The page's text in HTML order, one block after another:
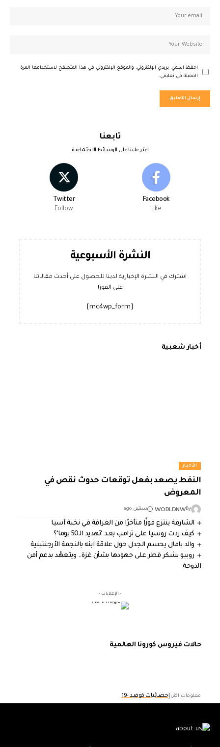
احفظ اسمي، بريدي الإلكتروني، والموقع الإلكتروني في هذا المتصفح لاستخدامها المرة
المقبلة في تعليقي.
تابعنا
اعثر علينا على الوسائط الاجتماعية
Facebook
Like
Twitter
Follow
النشرة الأسبوعية
اشترك في النشرة الإخبارية لدينا للحصول على أحدث مقالاتنا
على الفور!
أخبار شعبية
الأخبار
النفط يصعد بفعل توقعات حدوث نقص في
المعروض
By
WORLDNW سنتين ago
الشارقة ينتزع فوزًا متأخرًا من الغرافة في نخبة آسيا
كيف ردت روسيا على ترامب بعد "تهديد الـ50 يوما"؟
والد يامال يحسم الجدل حول علاقة ابنه بالنجمة الأرجنتينية
روبيو يشكر قطر على جهودها بشأن غزة.. ويتعهّد بدعم أمن
الدوحة
- الإعلانات -
حالات فيروس كورونا العالمية
معلومات اكثر: إحصائيات كوفيد -19